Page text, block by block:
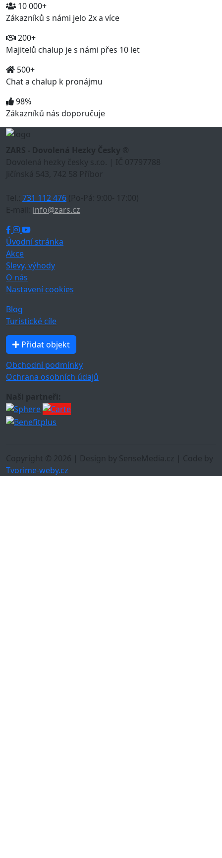
10 000+
Zákazníků s námi jelo 2x a více
200+
Majitelů chalup je s námi přes 10 let
500+
Chat a chalup k pronájmu
98%
Zákazníků nás doporučuje
ZARS - Dovolená Hezky Česky ®
Dovolená hezky česky s.r.o. | IČ 07797788
Jičínská 543, 742 58 Příbor
Tel.: 731 112 476 (Po-Pá: 9:00- 17:00)
E-mail: info@zars.cz
Úvodní stránka
Akce
Slevy, výhody
O nás
Nastavení cookies
Blog
Turistické cíle
Přidat objekt
Obchodní podmínky
Ochrana osobních údajů
Naši partneři:
Copyright © 2026 | Design by SenseMedia.cz | Code by
Tvorime-weby.cz